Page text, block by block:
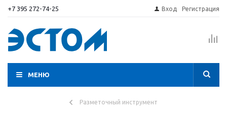
+7 395 272-74-25 Вход Регистрация
МЕНЮ
Разметочный инструмент